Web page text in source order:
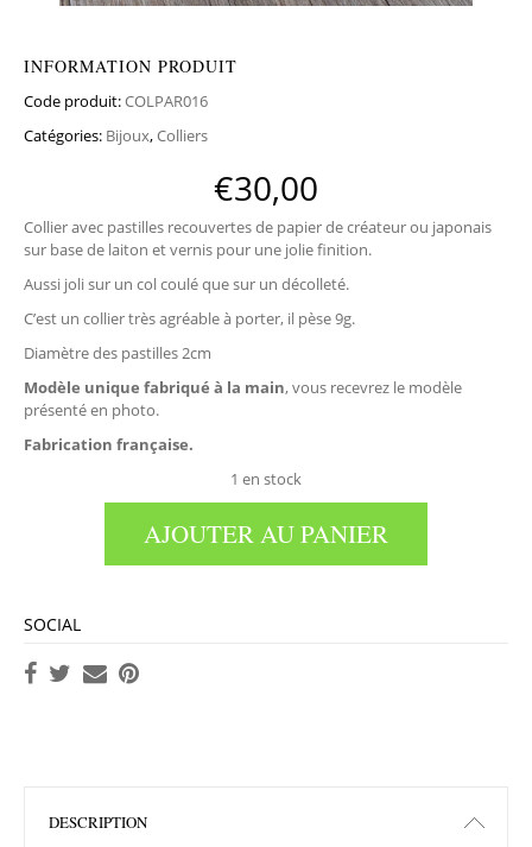
INFORMATION PRODUIT
Code produit:COLPAR016
Catégories: Bijoux,Colliers
€30,00
Collier avec pastilles recouvertes de papier de créateur ou japonais
sur base de laiton et vernis pour une jolie finition.
Aussi joli sur un col coulé que sur un décolleté.
C’est un collier très agréable à porter, il pèse 9g.
Diamètre des pastilles 2cm
Modèle unique fabriqué à la main, vous recevrez le modèle
présenté en photo.
Fabrication française.
1 en stock
AJOUTER AU PANIER
SOCIAL
DESCRIPTION